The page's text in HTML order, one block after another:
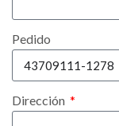
Pedido
Dirección